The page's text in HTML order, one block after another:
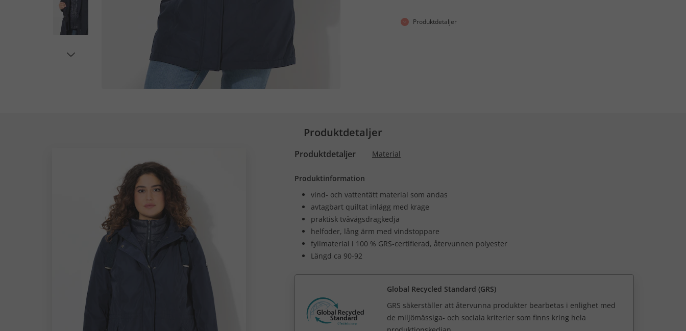
Produktdetaljer
Produktdetaljer
Produktdetaljer Material
Produktinformation
vind- och vattentätt material som andas
avtagbart quiltat inlägg med krage
praktisk tvåvägsdragkedja
helfoder, lång ärm med vindstoppare
fyllmaterial i 100 % GRS-certifierad, återvunnen polyester
Längd ca 90-92
Global Recycled Standard (GRS)
GRS säkerställer att återvunna produkter bearbetas i enlighet med
de miljömässiga- och sociala kriterier som finns kring hela